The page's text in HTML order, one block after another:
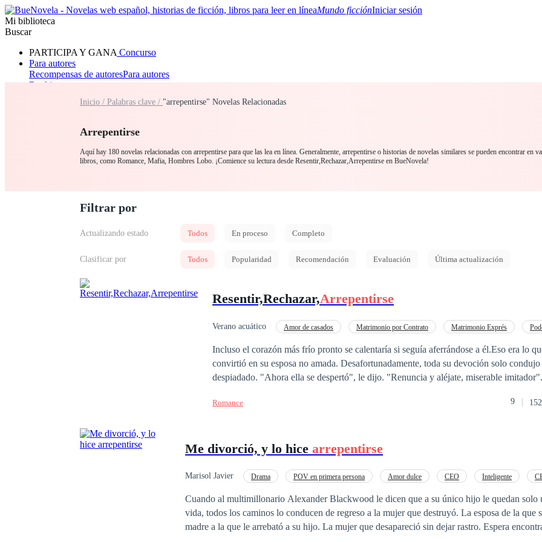
Mundo ficciónIniciar sesión
Mi biblioteca
Buscar
PARTICIPA Y GANA Concurso
Para autores
Recompensas de autoresPara autores
Ranking
RomanceHombre lobo
Inicio / Palabras clave / "arrepentirse" Novelas Relacionadas
Arrepentirse
Aquí hay 180 novelas relacionadas con arrepentirse para que las lea en línea. Generalmente, arrepentirse o historias de novelas similares se pueden encontrar en
libros, como Romance, Mafia, Hombres Lobo. ¡Comience su lectura desde Resentir,Rechazar,Arrepentirse en BueNovela!
Filtrar por
Actualizando estado Todos En proceso Completo
Clasificar por Todos Popularidad Recomendación Evaluación Última actualización
Resentir,Rechazar,Arrepentirse
Verano acuático Amor de casados Matrimonio por Contrato Matrimonio Exprés
Incluso el corazón más frío pronto se calentaría si seguía aferrándose a él.Eso era lo
convirtió en su esposa no amada. Desafortunadamente, toda su devoción solo
despiadado. "Ahora ella se despertó", le dijo. "Renuncia y aléjate, miserable
crimen de la chica de sus sueños.Deirdre McKinnon fue condenada a la perdición.
cuando Brendan Brighthall la conoció por pura casualidad, un nuevo sentimiento nació
poseer el corazón de Deirdre. Y, sin embargo, ella simplemente se negaba a amarlo
pusieron rojos. "¡Te daré todo lo que tengo!".“Me diste una baratija de cobre hace dos
lamentable para un anillo de bodas y, sin embargo, lo cuidaba como si fuera la joya
mundo..."¿Pero ahora? Nada de lo que puedas darme valdría ni remotamente la
Romance 9
Me divorció, y lo hice arrepentirse
Marisol Javier Drama POV en primera persona Amor dulce CEO Inteligente
Cuando al multimillonario Alexander Blackwood le dicen que a su único hijo le quedan solo
vida, todos los caminos lo conducen de regreso a la mujer que destruyó. La esposa de la que se divorció. La
madre a la que le arrebató a su hijo. La mujer que desapareció sin dejar rastro. Espera encontrar a la Raina